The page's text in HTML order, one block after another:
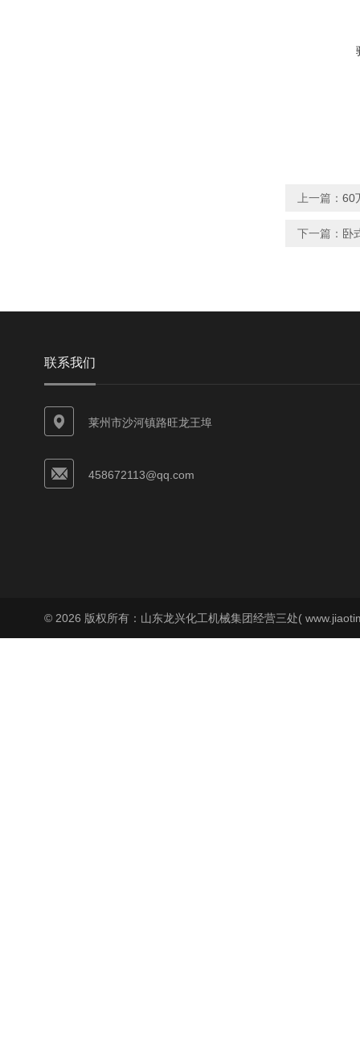
上一篇： 60
下一篇： 卧
联系我们
莱州市沙河镇路旺龙王埠
458672113@qq.com
© 2026 版权所有：山东龙兴化工机械集团经营三处(